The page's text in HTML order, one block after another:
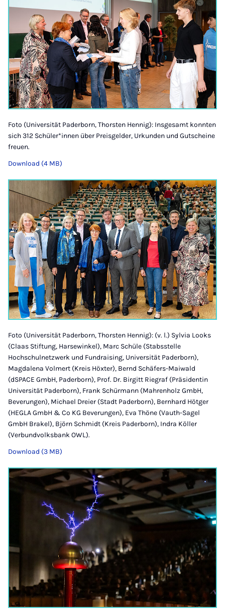
Foto (Universität Paderborn, Thorsten Hennig): Insgesamt konnten
sich 312 Schüler*innen über Preisgelder, Urkunden und Gutscheine
freuen.
Download (4 MB)
Foto (Universität Paderborn, Thorsten Hennig): (v. l.) Sylvia Looks
(Claas Stiftung, Harsewinkel), Marc Schüle (Stabsstelle
Hochschulnetzwerk und Fundraising, Universität Paderborn),
Magdalena Volmert (Kreis Höxter), Bernd Schäfers-Maiwald
(dSPACE GmbH, Paderborn), Prof. Dr. Birgitt Riegraf (Präsidentin
Universität Paderborn), Frank Schürmann (Mahrenholz GmbH,
Beverungen), Michael Dreier (Stadt Paderborn), Bernhard Hötger
(HEGLA GmbH & Co KG Beverungen), Eva Thöne (Vauth-Sagel
GmbH Brakel), Björn Schmidt (Kreis Paderborn), Indra Köller
(Verbundvolksbank OWL).
Download (3 MB)